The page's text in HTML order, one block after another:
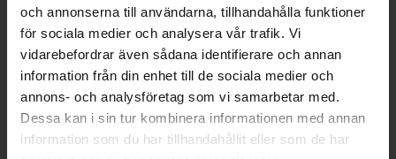
och annonserna till användarna, tillhandahålla funktioner
för sociala medier och analysera vår trafik. Vi
vidarebefordrar även sådana identifierare och annan
information från din enhet till de sociala medier och
annons- och analysföretag som vi samarbetar med.
Dessa kan i sin tur kombinera informationen med annan
information som du har tillhandahållit eller som de har